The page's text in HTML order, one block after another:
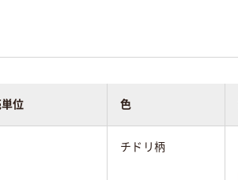
位 色
チドリ柄